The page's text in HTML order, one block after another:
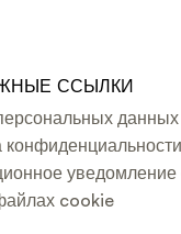
ССЫЛКИ
данных
конфиденциальности
уведомление
cookie